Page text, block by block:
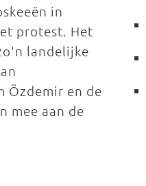
in
protest. Het
landelijke
Özdemir en de
mee aan de